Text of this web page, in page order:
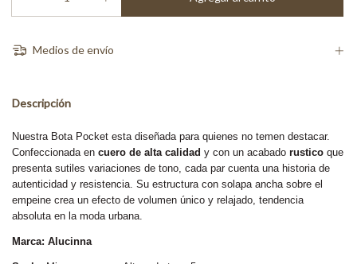
Medios de envío
Descripción
Nuestra Bota Pocket esta diseñada para quienes no temen destacar.
Confeccionada en cuero de alta calidad y con un acabado rustico que
presenta sutiles variaciones de tono, cada par cuenta una historia de
autenticidad y resistencia. Su estructura con solapa ancha sobre el
empeine crea un efecto de volumen único y relajado, tendencia
absoluta en la moda urbana.
Marca: Alucinna